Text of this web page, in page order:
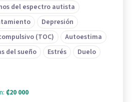
del espectro autista
Depresión
(TOC)
Autoestima
del sueño
Estrés
Duelo
₡20 000